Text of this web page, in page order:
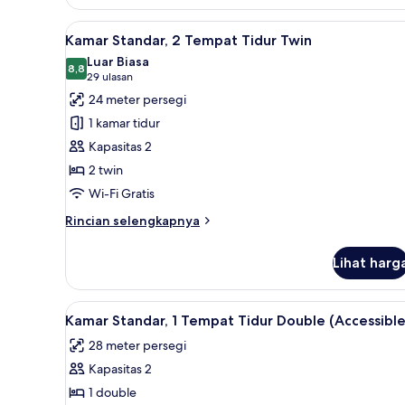
Kamar
Comfort,
1
Tempat
Tidur
Double
dengan
tempat
tidur
Sofa
Lihat
semua
foto
untuk
Kamar
Standar,
2
Tempat
Tidur
Twin
Kamar Standar, 2 Tempat
6
Kamar Standar, 2 Tempat Tidur Twin
8,88,8 dari 10
Luar Biasa
29 ulasan
(29
ulasan)
24 meter persegi
1 kamar tidur
Kapasitas 2
2 twin
Wi-Fi Gratis
Rincian selengkapnya
Rincian
Kamar
Standar,
2
Tidur
Twin
Lihat
Lihat
semua
foto
untuk
Kamar
Minibar, brankas, meja kerja,
5
Kamar Standar, 1 Tempat Tidur Double
28 meter persegi
Kapasitas 2
1 double